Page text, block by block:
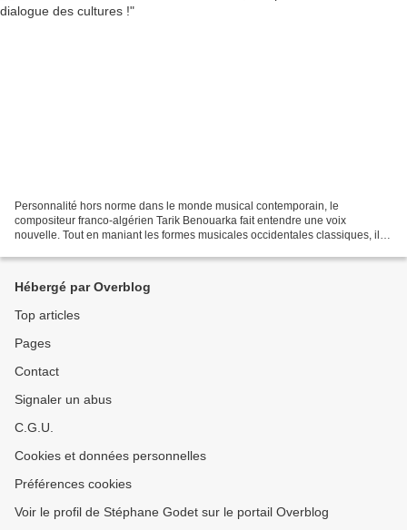
Personnalité hors norme dans le monde musical contemporain, le
compositeur franco-algérien Tarik Benouarka fait entendre une voix
nouvelle. Tout en maniant les formes musicales occidentales classiques, il
Hébergé par Overblog
Top articles
Pages
Contact
Signaler un abus
C.G.U.
Cookies et données personnelles
Préférences cookies
Voir le profil de Stéphane Godet sur le portail Overblog